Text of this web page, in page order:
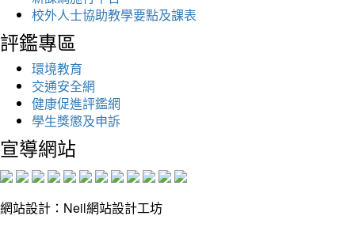
校外人士協助教學要點及課表
評鑑專區
環境教育
交通安全網
健康促進評鑑網
學生獎懲及申訴
宣導網站
網站設計：Neil網站設計工坊